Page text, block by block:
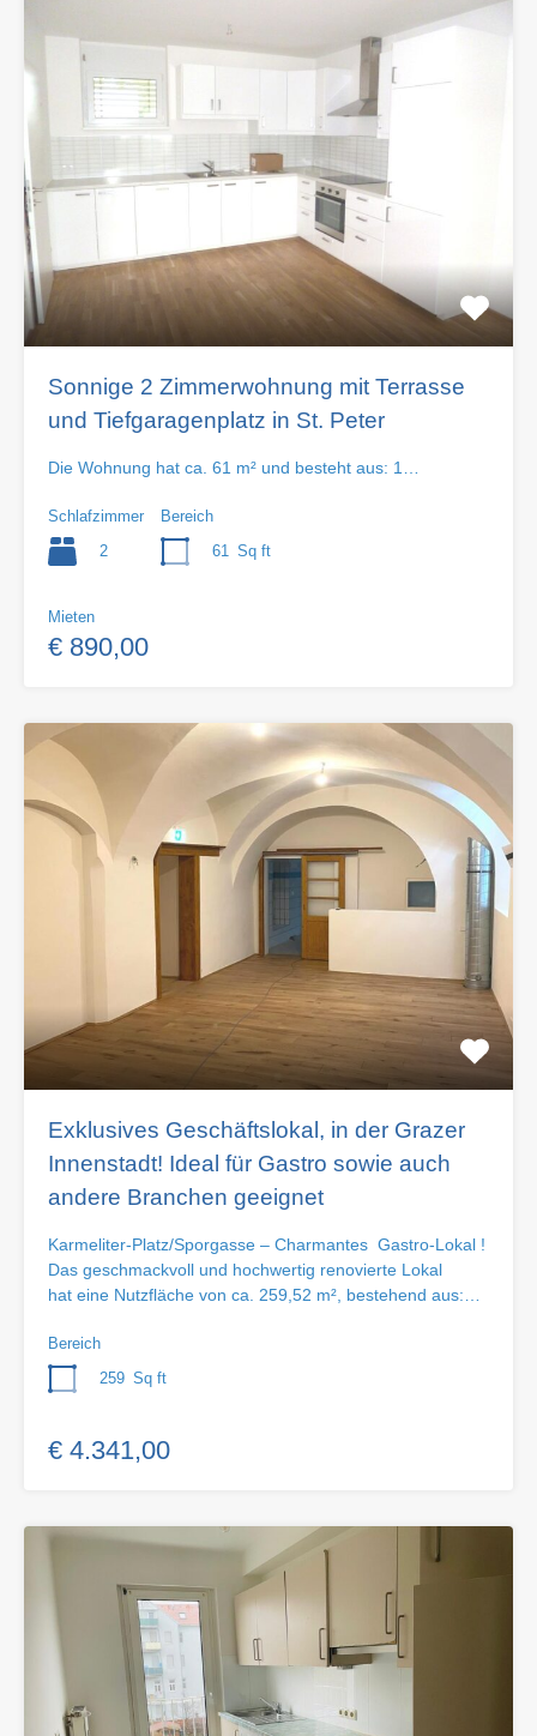
Sonnige 2 Zimmerwohnung mit Terrasse
und Tiefgaragenplatz in St. Peter
Die Wohnung hat ca. 61 m² und besteht aus: 1…
Schlafzimmer
2
Bereich
61 Sq ft
Mieten
€ 890,00
Exklusives Geschäftslokal, in der Grazer
Innenstadt! Ideal für Gastro sowie auch
andere Branchen geeignet
Karmeliter-Platz/Sporgasse – Charmantes Gastro-Lokal !
Das geschmackvoll und hochwertig renovierte Lokal
hat eine Nutzfläche von ca. 259,52 m², bestehend aus:…
Bereich
259 Sq ft
€ 4.341,00